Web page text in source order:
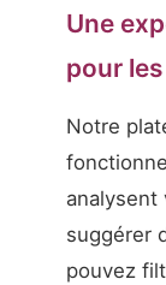
Une
pour
Notre
analysent
suggérer
pouvez